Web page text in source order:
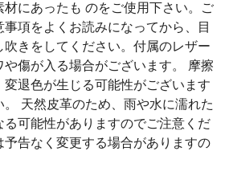
にあったも のをご使用下さい。ご
項をよくお読みになってから、目
吹きをしてください。付属のレザー
や傷が入る場合がございます。 摩擦
退色が生じる可能性がございます
天然皮革のため、雨や水に濡れた
る可能性がありますのでご注意くだ
予告なく変更する場合がありますの